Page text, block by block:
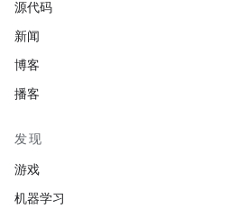
源代码
新闻
博客
播客
发现
游戏
机器学习